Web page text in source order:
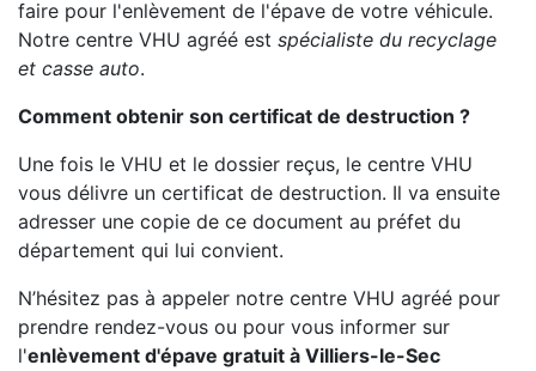
faire pour l'enlèvement de l'épave de votre véhicule.
Notre centre VHU agréé est spécialiste du recyclage
et casse auto.
Comment obtenir son certificat de destruction ?
Une fois le VHU et le dossier reçus, le centre VHU
vous délivre un certificat de destruction. Il va ensuite
adresser une copie de ce document au préfet du
département qui lui convient.
N’hésitez pas à appeler notre centre VHU agréé pour
prendre rendez-vous ou pour vous informer sur
l'enlèvement d'épave gratuit à Villiers-le-Sec